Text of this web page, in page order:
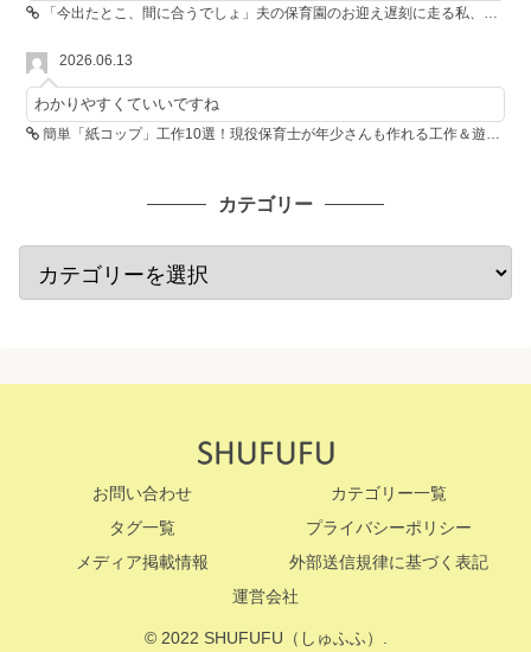
「今出たとこ、間に合うでしょ」夫の保育園のお迎え遅刻に走る私、位置情報共有で逆転しました
2026.06.13
わかりやすくていいですね
簡単「紙コップ」工作10選！現役保育士が年少さんも作れる工作＆遊び方を紹介
カテゴリー
お問い合わせ
カテゴリー一覧
タグ一覧
プライバシーポリシー
メディア掲載情報
外部送信規律に基づく表記
運営会社
© 2022 SHUFUFU（しゅふふ）.